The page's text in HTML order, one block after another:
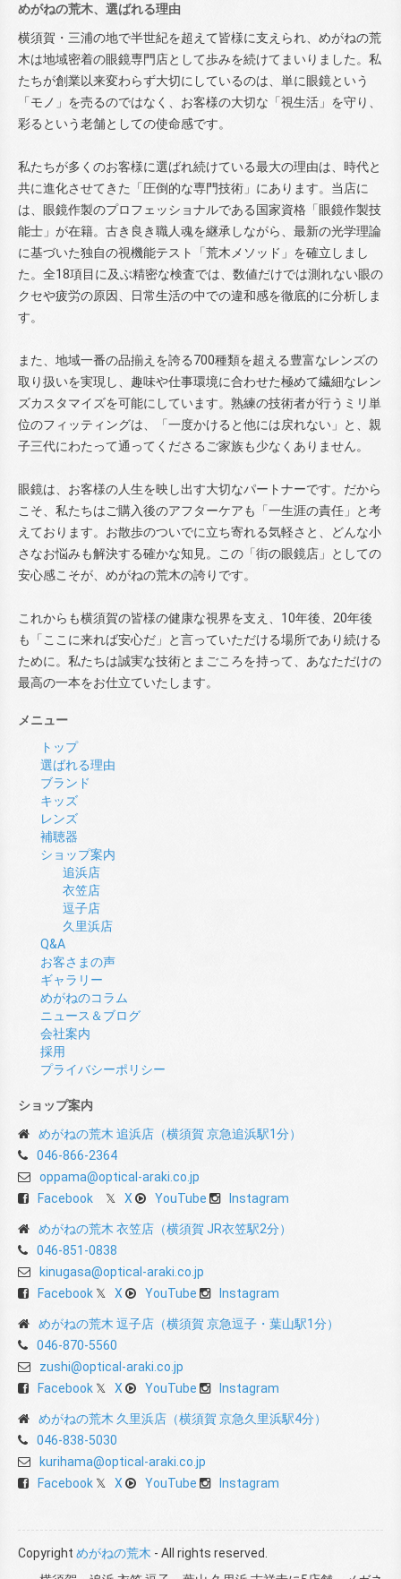
めがねの荒木、選ばれる理由
横須賀・三浦の地で半世紀を超えて皆様に支えられ、めがねの荒
木は地域密着の眼鏡専門店として歩みを続けてまいりました。私
たちが創業以来変わらず大切にしているのは、単に眼鏡という
「モノ」を売るのではなく、お客様の大切な「視生活」を守り、
彩るという老舗としての使命感です。
私たちが多くのお客様に選ばれ続けている最大の理由は、時代と
共に進化させてきた「圧倒的な専門技術」にあります。当店に
は、眼鏡作製のプロフェッショナルである国家資格「眼鏡作製技
能士」が在籍。古き良き職人魂を継承しながら、最新の光学理論
に基づいた独自の視機能テスト「荒木メソッド」を確立しまし
た。全18項目に及ぶ精密な検査では、数値だけでは測れない眼の
クセや疲労の原因、日常生活の中での違和感を徹底的に分析しま
す。
また、地域一番の品揃えを誇る700種類を超える豊富なレンズの
取り扱いを実現し、趣味や仕事環境に合わせた極めて繊細なレン
ズカスタマイズを可能にしています。熟練の技術者が行うミリ単
位のフィッティングは、「一度かけると他には戻れない」と、親
子三代にわたって通ってくださるご家族も少なくありません。
眼鏡は、お客様の人生を映し出す大切なパートナーです。だから
こそ、私たちはご購入後のアフターケアも「一生涯の責任」と考
えております。お散歩のついでに立ち寄れる気軽さと、どんな小
さなお悩みも解決する確かな知見。この「街の眼鏡店」としての
安心感こそが、めがねの荒木の誇りです。
これからも横須賀の皆様の健康な視界を支え、10年後、20年後
も「ここに来れば安心だ」と言っていただける場所であり続ける
ために。私たちは誠実な技術とまごころを持って、あなただけの
最高の一本をお仕立ていたします。
メニュー
トップ
選ばれる理由
ブランド
キッズ
レンズ
補聴器
ショップ案内
追浜店
衣笠店
逗子店
久里浜店
Q&A
お客さまの声
ギャラリー
めがねのコラム
ニュース＆ブログ
会社案内
採用
プライバシーポリシー
ショップ案内
めがねの荒木 追浜店（横須賀 京急追浜駅1分）
046-866-2364
oppama@optical-araki.co.jp
Facebook
X YouTube Instagram
めがねの荒木 衣笠店（横須賀 JR衣笠駅2分）
046-851-0838
kinugasa@optical-araki.co.jp
Facebook
X YouTube Instagram
めがねの荒木 逗子店（横須賀 京急逗子・葉山駅1分）
046-870-5560
zushi@optical-araki.co.jp
Facebook
X YouTube Instagram
めがねの荒木 久里浜店（横須賀 京急久里浜駅4分）
046-838-5030
kurihama@optical-araki.co.jp
Facebook
X YouTube Instagram
Copyright めがねの荒木 - All rights reserved.